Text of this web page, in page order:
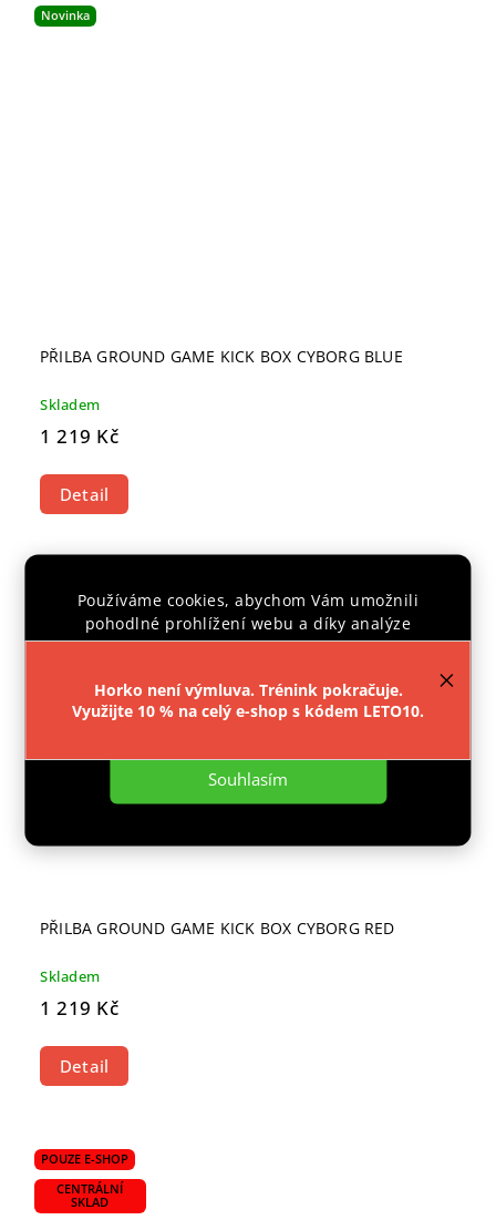
Používáme cookies, abychom Vám umožnili
pohodlné prohlížení webu a díky analýze
provozu webu neustále zlepšovali jeho funkce,
Nastavení
Souhlasím
Horko není výmluva. Trénink pokračuje.
Využijte 10 % na celý e-shop s kódem LETO10.
Novinka
PŘILBA GROUND GAME KICK BOX CYBORG BLUE
Skladem
1 219 Kč
Detail
PŘILBA GROUND GAME KICK BOX CYBORG RED
Skladem
1 219 Kč
Detail
POUZE E-SHOP
CENTRÁLNÍ
SKLAD